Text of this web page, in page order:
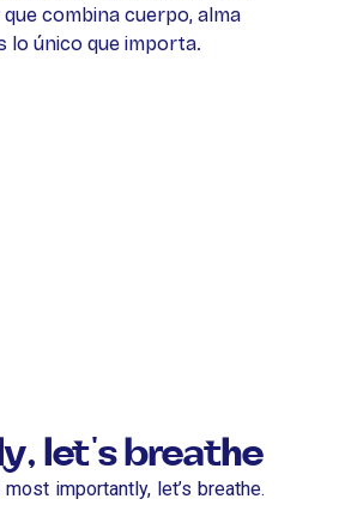
combina cuerpo, alma
lo único que importa.
let's breathe
importantly, let’s breathe.